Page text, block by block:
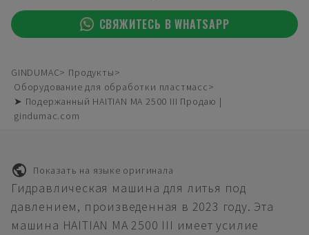
СВЯЖИТЕСЬ В WHATSAPP
GINDUMAC
Продукты
Оборудование для обработки пластмасс
➤ Подержанный HAITIAN MA 2500 III Продаю |
gindumac.com
Показать на языке оригинала
Гидравлическая машина для литья под
давлением, произведенная в 2023 году. Эта
машина HAITIAN MA 2500 III имеет усилие